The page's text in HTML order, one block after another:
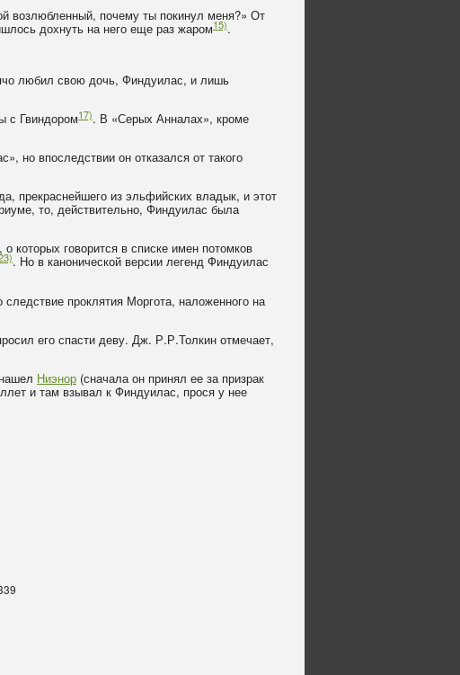
возлюбленный, почему ты покинул меня?» От
дохнуть на него еще раз жаром15).
любил свою дочь, Финдуилас, и лишь
с Гвиндором17). В «Серых Анналах», кроме
но впоследствии он отказался от такого
прекраснейшего из эльфийских владык, и этот
то, действительно, Финдуилас была
говорится в списке имен потомков
. Но в канонической версии легенд Финдуилас
проклятия Моргота, наложенного на
его спасти деву. Дж. Р.Р.Толкин отмечает,
Ниэнор (сначала он принял ее за призрак
и там взывал к Финдуилас, прося у нее